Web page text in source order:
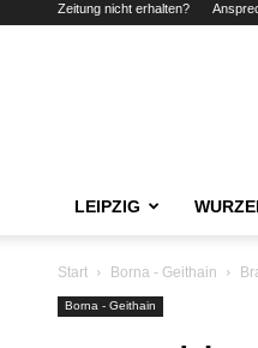
Zeitung nicht erhalten?
LEIPZIG
Start Borna - Geithain
Borna - Geithain